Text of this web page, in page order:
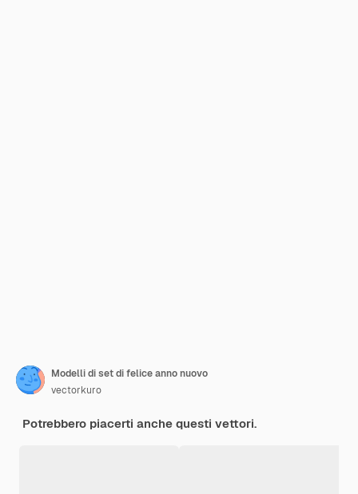
Modelli di set di felice anno nuovo
vectorkuro
Potrebbero piacerti anche questi vettori.